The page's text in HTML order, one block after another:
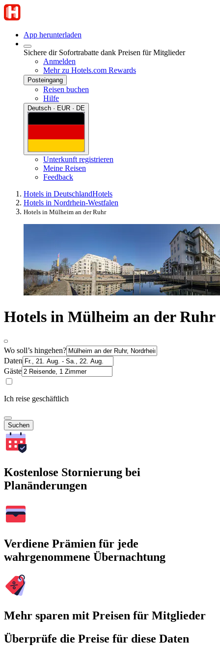
App herunterladen
Sichere dir Sofortrabatte dank Preisen für Mitglieder
Anmelden
Mehr zu Hotels.com Rewards
Posteingang
Reisen buchen
Hilfe
Deutsch · EUR · DE
Unterkunft registrieren
Meine Reisen
Feedback
Hotels in DeutschlandHotels
Hotels in Nordrhein-Westfalen
Hotels in Mülheim an der Ruhr
Hotels in Mülheim an der Ruhr
Wo soll’s hingehen?
Daten
Gäste
Ich reise geschäftlich
Suchen
Kostenlose Stornierung bei
Planänderungen
Verdiene Prämien für jede
wahrgenommene Übernachtung
Mehr sparen mit Preisen für Mitglieder
Überprüfe die Preise für diese Daten